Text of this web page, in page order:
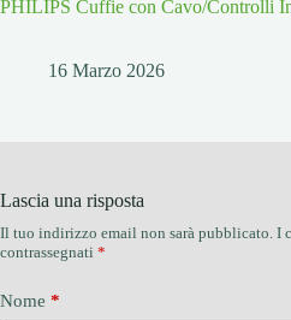
PHILIPS Cuffie con Cavo/Controlli
16 Marzo 2026
Lascia una risposta
Il tuo indirizzo email non sarà pubblicato. I
contrassegnati *
Nome *